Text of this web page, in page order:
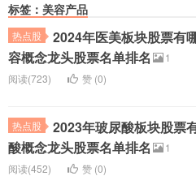
每日概
标签：美容产品
热点股
2024年医美板块股票有
容概念龙头股票名单排名
1
阅读(723)
赞 (0)
热点股
2023年玻尿酸板块股票
酸概念龙头股票名单排名
1
阅读(452)
赞 (0)